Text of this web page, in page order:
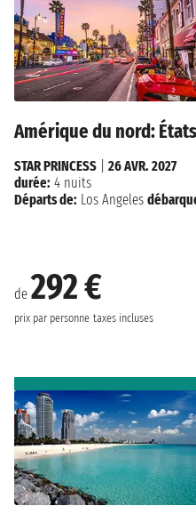
Amérique du nord:
de 292 €
prix par personne taxes incluses
STAR PRINCESS
26 AVR. 2027
durée: 4 nuits
Départs de: Los Angeles